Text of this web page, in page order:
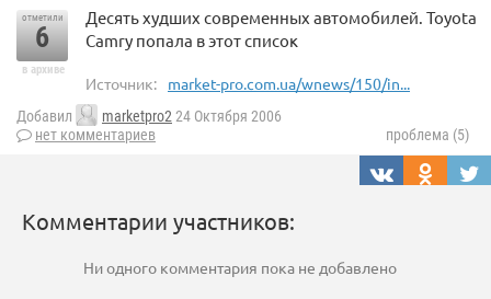
отметили
6
в архиве
Десять худших современных автомобилей. Toyota
Camry попала в этот список
Источник: market-pro.com.ua/wnews/150/in...
Добавил marketpro224 Октября 2006
нет комментариев
проблема (5)
Комментарии участников:
Ни одного комментария пока не добавлено